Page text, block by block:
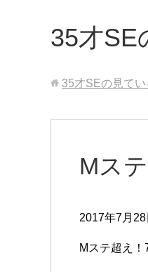
35才SE
35才SEの見てい
Mス
2017年7月28
Mステ超え！